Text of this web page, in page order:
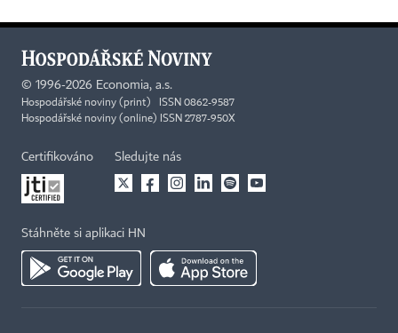
© 1996-2026 Economia, a.s.
Hospodářské noviny (print) ISSN 0862-9587
Hospodářské noviny (online) ISSN 2787-950X
Certifikováno Sledujte nás
Stáhněte si aplikaci HN